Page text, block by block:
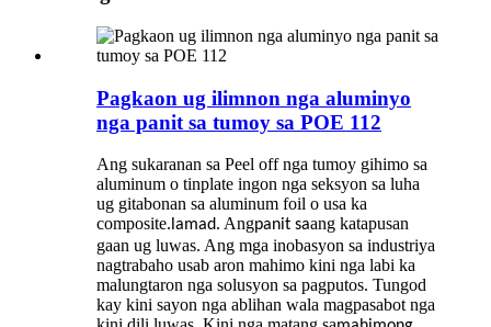
Pagkaon ug ilimnon nga aluminyo
nga panit sa tumoy sa POE 112
Ang sukaranan sa Peel off nga tumoy gihimo sa
aluminum o tinplate ingon nga seksyon sa luha
ug gitabonan sa aluminum foil o usa ka
composite.lamad. Angpanit saang katapusan
gaan ug luwas. Ang mga inobasyon sa industriya
nagtrabaho usab aron mahimo kini nga labi ka
malungtaron nga solusyon sa pagputos. Tungod
kay kini sayon ​​nga ablihan wala magpasabot nga